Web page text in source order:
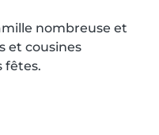
nombreuse et
et cousines
fêtes.